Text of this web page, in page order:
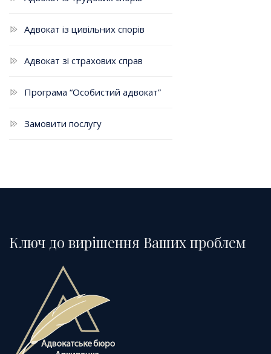
Адвокат із цивільних спорів
Адвокат зі страхових справ
Програма “Особистий адвокат”
Замовити послугу
Ключ до вирішення Ваших проблем